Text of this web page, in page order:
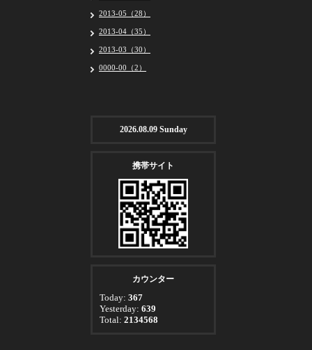
2013-05（28）
2013-04（35）
2013-03（30）
0000-00（2）
2026.08.09 Sunday
携帯サイト
カウンター
Today: 367
Yesterday: 639
Total: 2134568